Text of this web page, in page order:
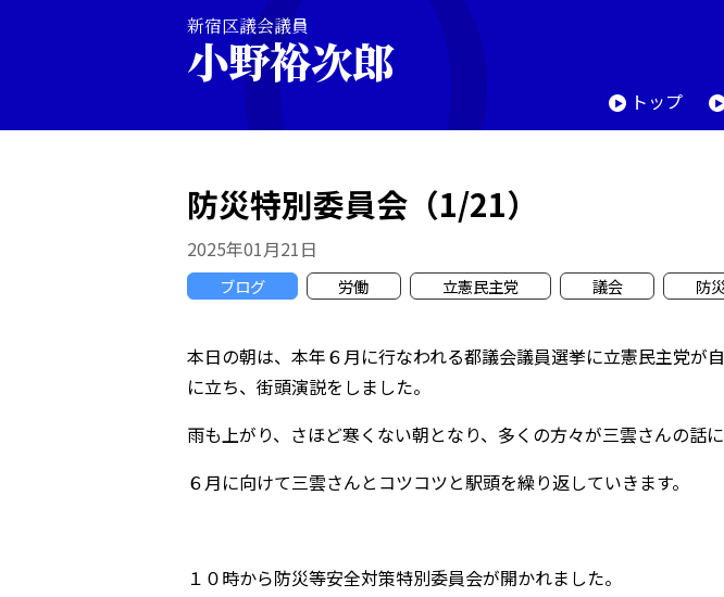
新宿区議会議員
小野裕次郎
トップ
防災特別委員会（1/21）
2025年01月21日
ブログ 労働 立憲民主党 議会 防
本日の朝は、本年６月に行なわれる都議会議員選挙に立憲民主党
に立ち、街頭演説をしました。
雨も上がり、さほど寒くない朝となり、多くの方々が三雲さんの話
６月に向けて三雲さんとコツコツと駅頭を繰り返していきます。
１０時から防災等安全対策特別委員会が開かれました。